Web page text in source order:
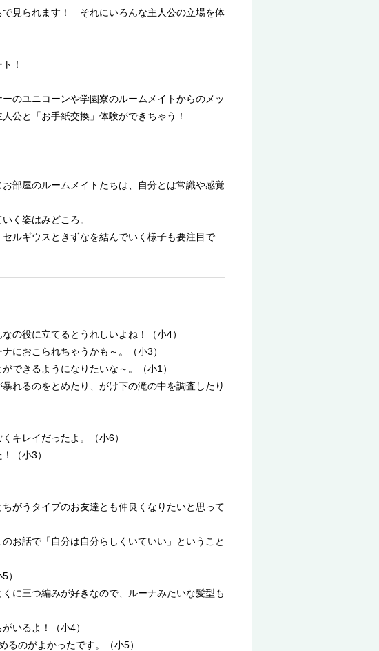
見られます！ それにいろんな主人公の立場を体
！
のユニコーンや学園寮のルームメイトからのメッ
公と「お手紙交換」体験ができちゃう！
部屋のルームメイトたちは、自分とは常識や感覚
く姿はみどころ。
ルギウスときずなを結んでいく様子も要注目で
役に立てるとうれしいよね！（小4）
におこられちゃうかも～。（小3）
きるようになりたいな～。（小1）
れるのをとめたり、がけ下の滝の中を調査したり
キレイだったよ。（小6）
（小3）
がうタイプのお友達とも仲良くなりたいと思って
お話で「自分は自分らしくいていい」ということ
）
に三つ編みが好きなので、ルーナみたいな髪型も
いるよ！（小4）
のがよかったです。（小5）